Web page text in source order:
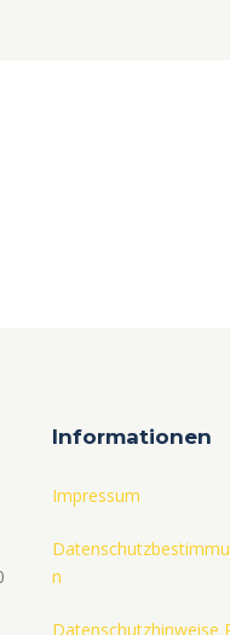
Informationen
Impressum
n
Datenschutzhinweise